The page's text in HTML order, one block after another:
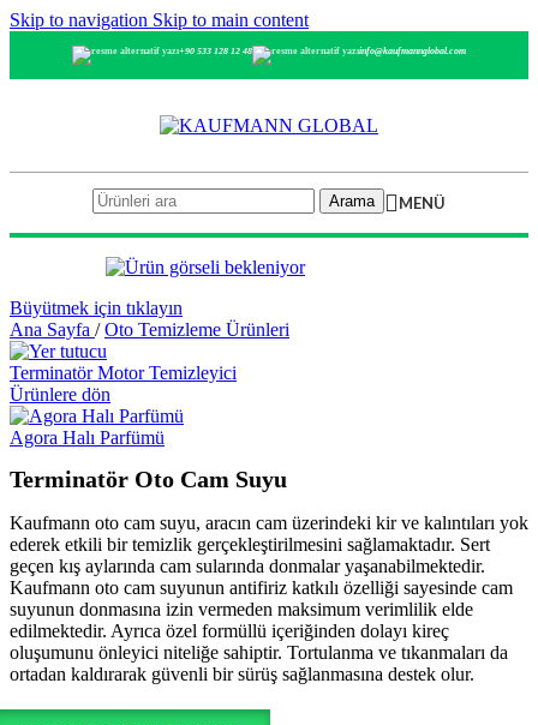
Skip to navigation Skip to main content
+90 533 128 12 48 info@kaufmannglobal.com
Arama MENÜ
Büyütmek için tıklayın
Ana Sayfa / Oto Temizleme Ürünleri
Terminatör Motor Temizleyici
Ürünlere dön
Agora Halı Parfümü
Terminatör Oto Cam Suyu
Kaufmann oto cam suyu, aracın cam üzerindeki kir ve kalıntıları yok
ederek etkili bir temizlik gerçekleştirilmesini sağlamaktadır. Sert
geçen kış aylarında cam sularında donmalar yaşanabilmektedir.
Kaufmann oto cam suyunun antifiriz katkılı özelliği sayesinde cam
suyunun donmasına izin vermeden maksimum verimlilik elde
edilmektedir. Ayrıca özel formüllü içeriğinden dolayı kireç
oluşumunu önleyici niteliğe sahiptir. Tortulanma ve tıkanmaları da
ortadan kaldırarak güvenli bir sürüş sağlanmasına destek olur.